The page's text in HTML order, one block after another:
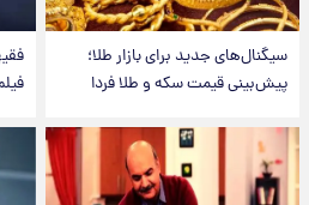
سیگنال‌های جدید برای بازار طلا؛
پیش‌بینی قیمت سکه و طلا فردا